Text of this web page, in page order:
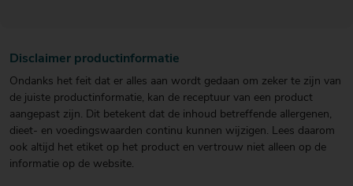
Disclaimer productinformatie
Ondanks het feit dat er alles aan wordt gedaan om zeker te zijn van
de juiste productinformatie, kan de receptuur van een product
aangepast zijn. Dit betekent dat de inhoud betreffende allergenen,
dieet- en voedingswaarden continu kunnen wijzigen. Lees daarom
ook altijd het etiket op het product en vertrouw niet alleen op de
informatie op de website.